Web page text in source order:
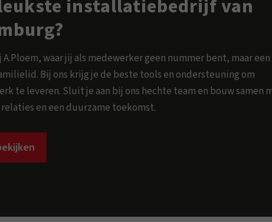
installatiebedrijf van
waar jij als medewerker geen nummer bent, maar een
Bij ons krijg je de beste tools en ondersteuning om
te leveren. Sluit je aan bij ons hechte team en bouw samen
en een duurzame toekomst.